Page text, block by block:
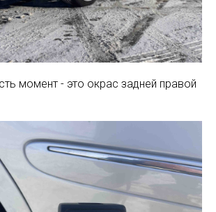
момент - это окрас задней правой